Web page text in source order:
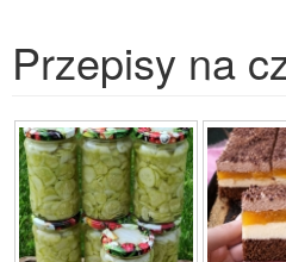
Przepisy na